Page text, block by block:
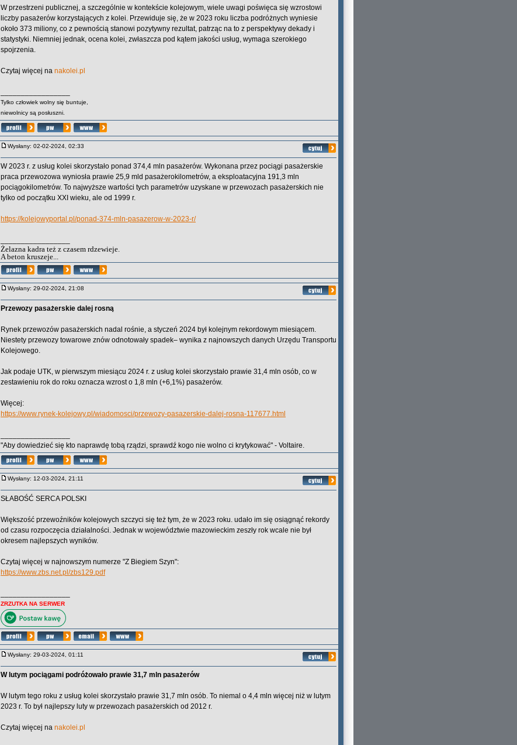
W przestrzeni publicznej, a szczególnie w kontekście kolejowym, wiele uwagi poświęca się wzrostowi
liczby pasażerów korzystających z kolei. Przewiduje się, że w 2023 roku liczba podróżnych wyniesie
około 373 miliony, co z pewnością stanowi pozytywny rezultat, patrząc na to z perspektywy dekady i
statystyki. Niemniej jednak, ocena kolei, zwłaszcza pod kątem jakości usług, wymaga szerokiego
spojrzenia.
Czytaj więcej na nakolei.pl
Tylko człowiek wolny się buntuje,
niewolnicy są posłuszni.
Wysłany: 02-02-2024, 02:33
W 2023 r. z usług kolei skorzystało ponad 374,4 mln pasażerów. Wykonana przez pociągi pasażerskie
praca przewozowa wyniosła prawie 25,9 mld pasażerokilometrów, a eksploatacyjna 191,3 mln
pociągokilometrów. To najwyższe wartości tych parametrów uzyskane w przewozach pasażerskich nie
tylko od początku XXI wieku, ale od 1999 r.
https://kolejowyportal.pl/ponad-374-mln-pasazerow-w-2023-r/
Żelazna kadra też z czasem rdzewieje.
A beton kruszeje...
Wysłany: 29-02-2024, 21:08
Przewozy pasażerskie dalej rosną
Rynek przewozów pasażerskich nadal rośnie, a styczeń 2024 był kolejnym rekordowym miesiącem.
Niestety przewozy towarowe znów odnotowały spadek– wynika z najnowszych danych Urzędu Transportu
Kolejowego.
Jak podaje UTK, w pierwszym miesiącu 2024 r. z usług kolei skorzystało prawie 31,4 mln osób, co w
zestawieniu rok do roku oznacza wzrost o 1,8 mln (+6,1%) pasażerów.
Więcej:
https://www.rynek-kolejowy.pl/wiadomosci/przewozy-pasazerskie-dalej-rosna-117677.html
"Aby dowiedzieć się kto naprawdę tobą rządzi, sprawdź kogo nie wolno ci krytykować" - Voltaire.
Wysłany: 12-03-2024, 21:11
SŁABOŚĆ SERCA POLSKI
Większość przewoźników kolejowych szczyci się też tym, że w 2023 roku. udało im się osiągnąć rekordy
od czasu rozpoczęcia działalności. Jednak w województwie mazowieckim zeszły rok wcale nie był
okresem najlepszych wyników.
Czytaj więcej w najnowszym numerze "Z Biegiem Szyn":
https://www.zbs.net.pl/zbs129.pdf
ZRZUTKA NA SERWER
Wysłany: 29-03-2024, 01:11
W lutym pociągami podróżowało prawie 31,7 mln pasażerów
W lutym tego roku z usług kolei skorzystało prawie 31,7 mln osób. To niemal o 4,4 mln więcej niż w lutym
2023 r. To był najlepszy luty w przewozach pasażerskich od 2012 r.
Czytaj więcej na nakolei.pl